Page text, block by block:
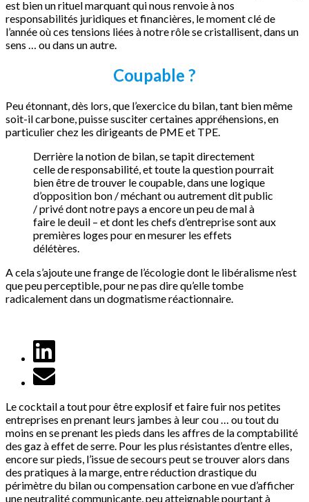
est bien un rituel marquant qui nous renvoie à nos
responsabilités juridiques et financières, le moment clé de
l’année où ces tensions liées à notre rôle se cristallisent, dans un
sens … ou dans un autre.
Coupable ?
Peu étonnant, dès lors, que l’exercice du bilan, tant bien même
soit-il carbone, puisse susciter certaines appréhensions, en
particulier chez les dirigeants de PME et TPE.
Derrière la notion de bilan, se tapit directement
celle de responsabilité, et toute la question pourrait
bien être de trouver le coupable, dans une logique
d’opposition bon / méchant ou autrement dit public
/ privé dont notre pays a encore un peu de mal à
faire le deuil – et dont les chefs d’entreprise sont aux
premières loges pour en mesurer les effets
délétères.
A cela s’ajoute une frange de l’écologie dont le libéralisme n’est
que peu perceptible, pour ne pas dire qu’elle tombe
radicalement dans un dogmatisme réactionnaire.
Le cocktail a tout pour être explosif et faire fuir nos petites
entreprises en prenant leurs jambes à leur cou … ou tout du
moins en se prenant les pieds dans les affres de la comptabilité
des gaz à effet de serre. Pour les plus résistantes d’entre elles,
encore sur pieds, l’issue de secours peut se trouver alors dans
des pratiques à la marge, entre réduction drastique du
périmètre du bilan ou compensation carbone en vue d’afficher
une neutralité communicante, peu atteignable pourtant à